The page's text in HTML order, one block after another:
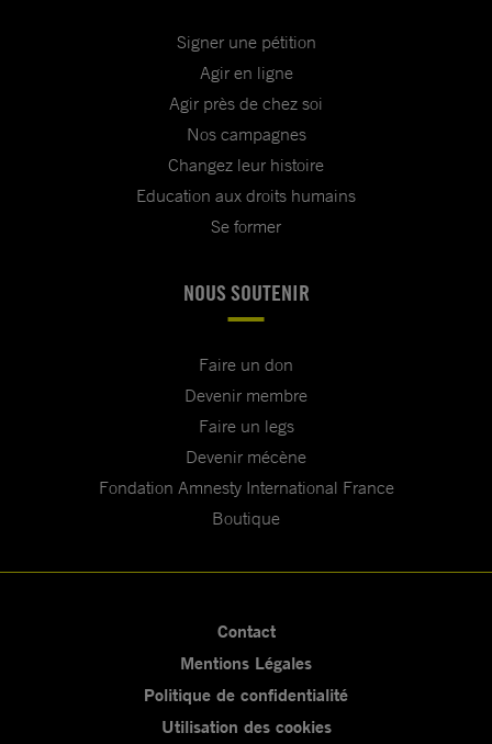
Signer une pétition
Agir en ligne
Agir près de chez soi
Nos campagnes
Changez leur histoire
Education aux droits humains
Se former
NOUS SOUTENIR
Faire un don
Devenir membre
Faire un legs
Devenir mécène
Fondation Amnesty International France
Boutique
Contact
Mentions Légales
Politique de confidentialité
Utilisation des cookies